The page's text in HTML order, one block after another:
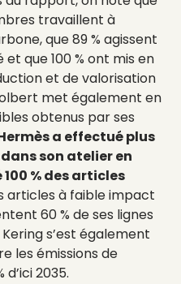
travaillent à
que 89 % agissent
que 100 % ont mis en
et de valorisation
met également en
obtenus par ses
a effectué plus
son atelier en
% des articles
articles à faible impact
60 % de ses lignes
s’est également
les émissions de
2035.